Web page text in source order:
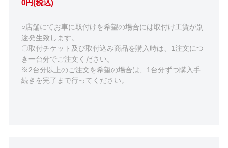
0円(税込)
○店舗にてお車に取付けを希望の場合には取付け工賃が別
途発生致します。
〇取付チケット及び取付込み商品を購入時は、1注文につ
き一台分でご注文ください。
※2台分以上のご注文を希望の場合は、1台分ずつ購入手
続きを完了まで行ってください。